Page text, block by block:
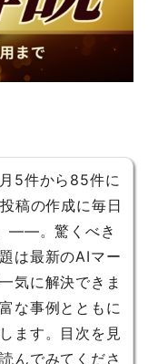
5件から85件に
稿の作成に毎日
――。驚くべき
は最新のAIマー
気に解決できま
な事例とともに
ます。目次を見
んでみてくださ